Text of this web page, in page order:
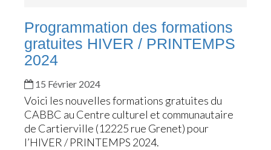
Programmation des formations
gratuites HIVER / PRINTEMPS
2024
15 Février 2024
Voici les nouvelles formations gratuites du
CABBC au Centre culturel et communautaire
de Cartierville (12225 rue Grenet) pour
l’HIVER / PRINTEMPS 2024.